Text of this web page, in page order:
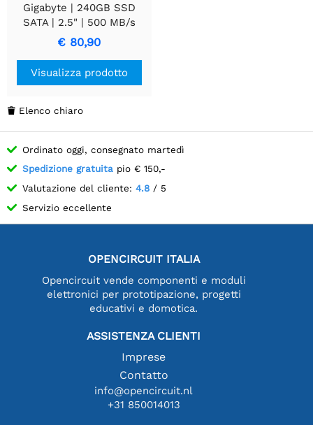
Gigabyte | 240GB SSD
SATA | 2.5" | 500 MB/s
Lettura | 420 MB/s
Scrittura
€ 80,90
Visualizza prodotto
 Elenco chiaro
Ordinato oggi, consegnato martedì
Spedizione gratuita pio € 150,-
Valutazione del cliente: 4.8 / 5
Servizio eccellente
OPENCIRCUIT ITALIA
Opencircuit vende componenti e moduli
elettronici per prototipazione, progetti
educativi e domotica.
ASSISTENZA CLIENTI
Imprese
Contatto
info@opencircuit.nl
+31 850014013